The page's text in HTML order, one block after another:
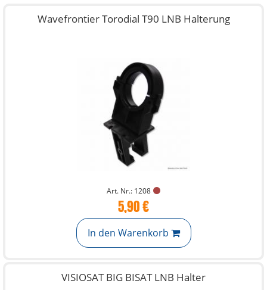
Wavefrontier Torodial T90 LNB Halterung
Art. Nr.: 1208
5,90 €
In den Warenkorb
VISIOSAT BIG BISAT LNB Halter